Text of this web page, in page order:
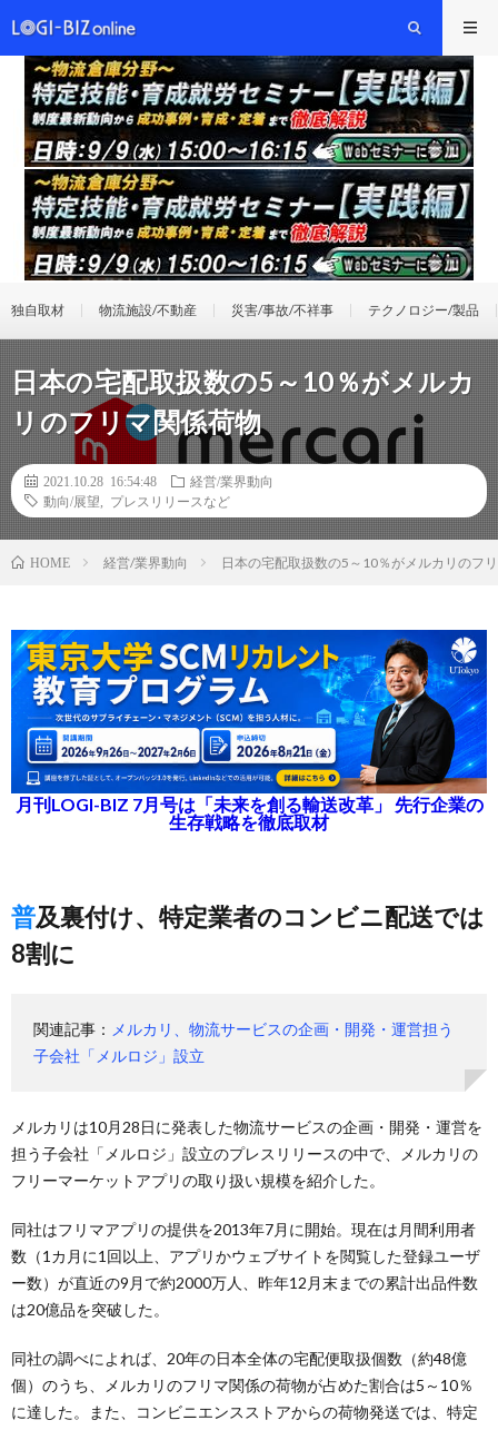
独自取材 物流施設/不動産 災害/事故/不祥事 テクノロジー/製品
日本の宅配取扱数の5～10％がメルカ
リのフリマ関係荷物
2021.10.28 16:54:48
経営/業界動向
動向/展望
プレスリリースなど
HOME 経営/業界動向 日本の宅配取扱数の5～10％がメルカリのフ
月刊LOGI-BIZ 7月号は「未来を創る輸送改革」 先行企業の
生存戦略を徹底取材
普及裏付け、特定業者のコンビニ配送では
8割に
関連記事： メルカリ、物流サービスの企画・開発・運営担う
子会社「メルロジ」設立
メルカリは10月28日に発表した物流サービスの企画・開発・運営を
担う子会社「メルロジ」設立のプレスリリースの中で、メルカリの
フリーマーケットアプリの取り扱い規模を紹介した。
同社はフリマアプリの提供を2013年7月に開始。現在は月間利用者
数（1カ月に1回以上、アプリかウェブサイトを閲覧した登録ユーザ
ー数）が直近の9月で約2000万人、昨年12月末までの累計出品件数
は20億品を突破した。
同社の調べによれば、20年の日本全体の宅配便取扱個数（約48億
個）のうち、メルカリのフリマ関係の荷物が占めた割合は5～10％
に達した。また、コンビニエンスストアからの荷物発送では、特定